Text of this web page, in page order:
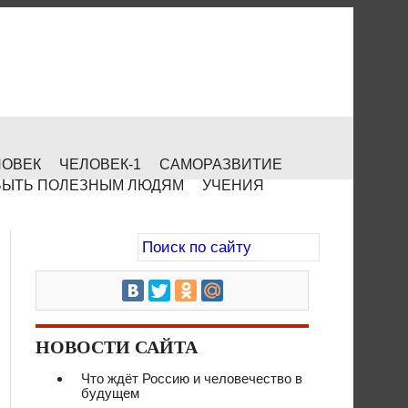
ЧЕЛОВЕК-1
САМОРАЗВИТИЕ
ПОЛЕЗНЫМ ЛЮДЯМ
УЧЕНИЯ
НОВОСТИ САЙТА
Что ждёт Россию и человечество в
будущем